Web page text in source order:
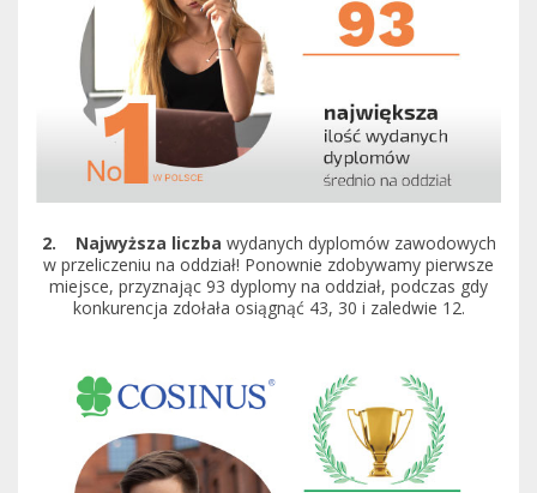
2. Najwyższa liczba wydanych dyplomów zawodowych
w przeliczeniu na oddział! Ponownie zdobywamy pierwsze
miejsce, przyznając 93 dyplomy na oddział, podczas gdy
konkurencja zdołała osiągnąć 43, 30 i zaledwie 12.